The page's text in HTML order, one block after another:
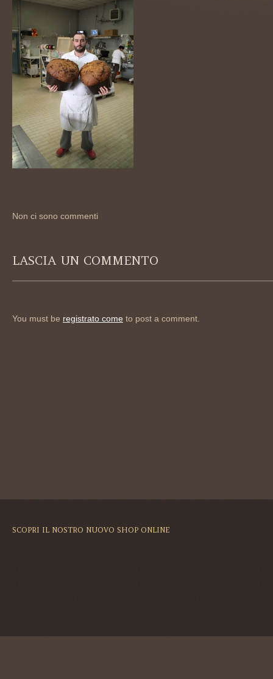
Non ci sono commenti
LASCIA UN COMMENTO
You must be registrato come to post a comment.
SCOPRI IL NOSTRO NUOVO SHOP ONLINE